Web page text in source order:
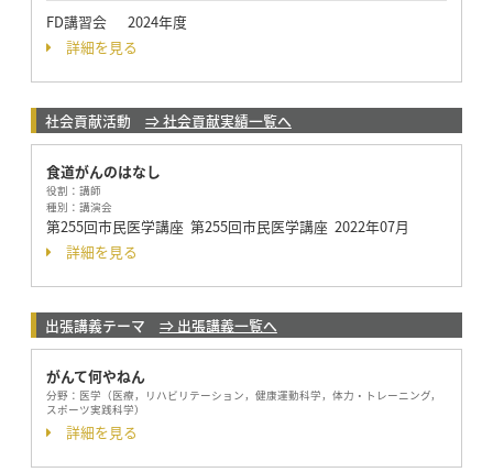
FD講習会 2024年度
詳細を見る
社会貢献活動 ⇒ 社会貢献実績一覧へ
食道がんのはなし
役割： 講師
種別： 講演会
第255回市民医学講座 第255回市民医学講座 2022年07月
詳細を見る
出張講義テーマ ⇒ 出張講義一覧へ
がんて何やねん
分野： 医学（医療，リハビリテーション，健康運動科学，体力・トレーニング，
スポーツ実践科学）
詳細を見る